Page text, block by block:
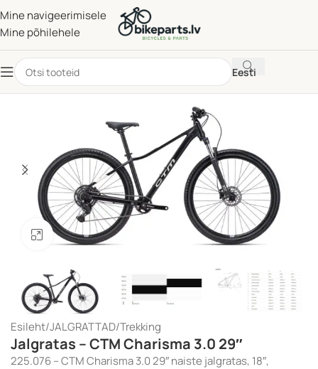
Mine navigeerimisele
Mine põhilehele
Eesti
Klõpsake suurendamiseks
Esileht/JALGRATTAD/Trekking
Jalgratas – CTM Charisma 3.0 29″
225.076 – CTM Charisma 3.0 29″ naiste jalgratas, 18″,